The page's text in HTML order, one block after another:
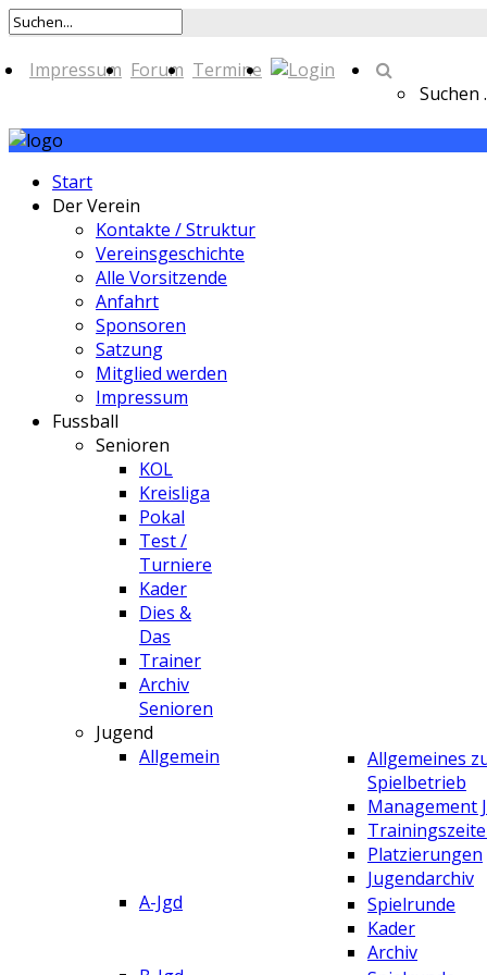
Impressum Forum Termine
Suchen
Start
Der Verein
Kontakte / Struktur
Vereinsgeschichte
Alle Vorsitzende
Anfahrt
Sponsoren
Satzung
Mitglied werden
Impressum
Fussball
Senioren
KOL
Kreisliga
Pokal
Test /
Turniere
Kader
Dies &
Das
Trainer
Archiv
Senioren
Jugend
Allgemein
Allgemeines
Spielbetrieb
Management
Platzierungen
Jugendarchiv
A-Jgd
Spielrunde
Kader
Archiv